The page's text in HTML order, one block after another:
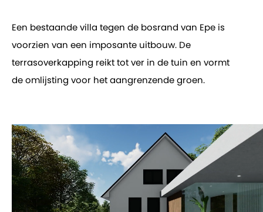
Een bestaande villa tegen de bosrand van Epe is
voorzien van een imposante uitbouw. De
terrasoverkapping reikt tot ver in de tuin en vormt
de omlijsting voor het aangrenzende groen.